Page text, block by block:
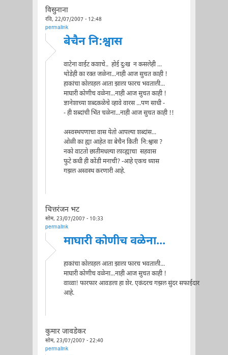
विसुनाना
रवि, 22/07/2007 - 12:48
permalink
बेचैन नि:श्वास
वाटेना वाईट कशाचे.. होई दुःख न कसलेही ...
थोडेही का रक्त जळेना...नाही आज सुचत काही !
हाकांचा कोलाहल आता झाला फारच भवताली...
माघारी कोणीच वळेना...नाही आज सुचत काही !
ज्ञानेशाच्या शब्दकळेचे व्हावे वारस ...पण साधी -
- ही शब्दांची भिंत चळेना...नाही आज सुचत काही !!
अस्वस्थपणाचा वास येतो आपल्या शब्दांस...
ओळी का ह्या आहेत वा बेचैन किती नि:श्वास ?
नको वाटतो छातीमधल्या लाव्ह्याचा सहवास
फुटे कधी ही कोंडी मनाची? -आहे एकच ध्यास
गझल अस्वस्थ करणारी आहे.
चित्तरंजन भट
सोम, 23/07/2007 - 10:33
permalink
माघारी कोणीच वळेना...
हाकांचा कोलाहल आता झाला फारच भवताली...
माघारी कोणीच वळेना...नाही आज सुचत काही !
वाव्वा! फारफार आवडला हा शेर. एकंदरच गझल सुंदर सफाईदार
आहे.
कुमार जावडेकर
सोम, 23/07/2007 - 22:40
permalink